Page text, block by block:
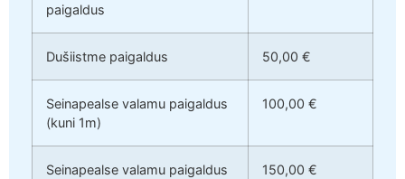
paigaldus
Dušiistme paigaldus 50,00 €
Seinapealse valamu paigaldus
(kuni 1m)
100,00 €
Seinapealse valamu paigaldus
150,00 €